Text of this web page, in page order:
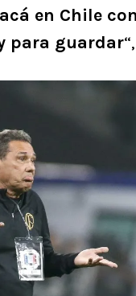
acá en Chile
para guardar